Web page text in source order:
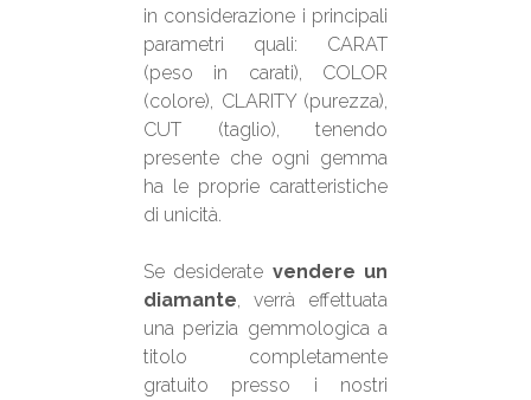
in considerazione i principali
parametri quali: CARAT
(peso in carati), COLOR
(colore), CLARITY (purezza),
CUT (taglio), tenendo
presente che ogni gemma
ha le proprie caratteristiche
di unicità.
Se desiderate vendere un
diamante , verrà effettuata
una perizia gemmologica a
titolo completamente
gratuito presso i nostri